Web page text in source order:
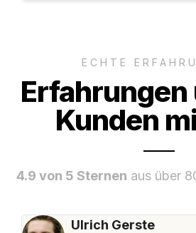
ECHTE
Kunden
4.9 von 5 Sternen aus über
Ulrich Gerste